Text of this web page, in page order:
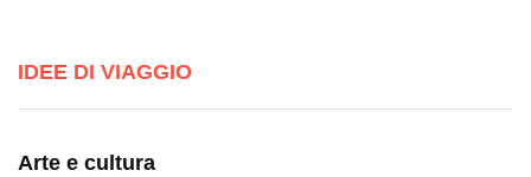
IDEE DI VIAGGIO
Arte e cultura